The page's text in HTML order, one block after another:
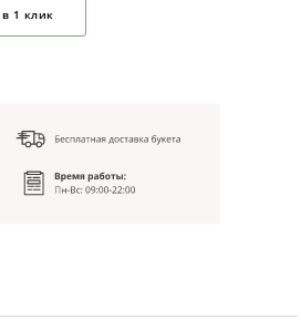
в 1 клик